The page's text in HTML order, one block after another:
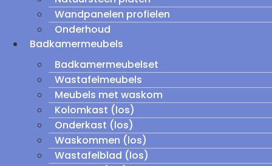
Wandpanelen profielen
Onderhoud
Badkamermeubels
Badkamermeubelset
Wastafelmeubels
Meubels met waskom
Kolomkast (los)
Onderkast (los)
Waskommen (los)
Wastafelblad (los)